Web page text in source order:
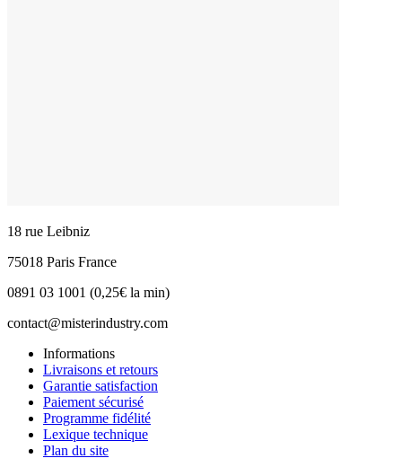
18 rue Leibniz
75018 Paris France
0891 03 1001 (0,25€ la min)
contact@misterindustry.com
Informations
Livraisons et retours
Garantie satisfaction
Paiement sécurisé
Programme fidélité
Lexique technique
Plan du site